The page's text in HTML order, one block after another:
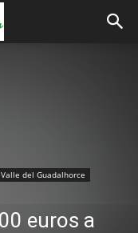
Valle del Guadalhorce
euros a